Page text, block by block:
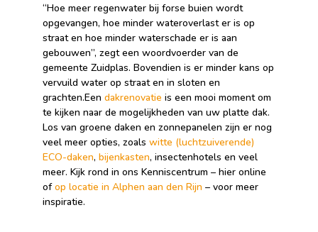
“Hoe meer regenwater bij forse buien wordt
opgevangen, hoe minder wateroverlast er is op
straat en hoe minder waterschade er is aan
gebouwen”, zegt een woordvoerder van de
gemeente Zuidplas. Bovendien is er minder kans op
vervuild water op straat en in sloten en
grachten.Een dakrenovatie is een mooi moment om
te kijken naar de mogelijkheden van uw platte dak.
Los van groene daken en zonnepanelen zijn er nog
veel meer opties, zoals witte (luchtzuiverende)
ECO-daken, bijenkasten, insectenhotels en veel
meer. Kijk rond in ons Kenniscentrum – hier online
ofop locatie in Alphen aan den Rijn – voor meer
inspiratie.